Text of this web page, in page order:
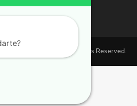
90 inmobiliarias. All Rights Reserved.